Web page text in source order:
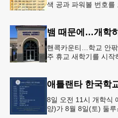
색 공과 파워볼 번호를
뱀 때문에…개학
핸콕카운티…학교 안
주 휴교 새학기를 시작
애틀랜타 한국학
8일 오전 11시 개학식
양)가 8월 8일(토) 둘루